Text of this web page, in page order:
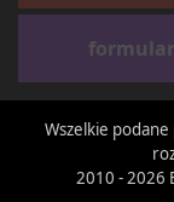
Wszelkie
2010 - 2026